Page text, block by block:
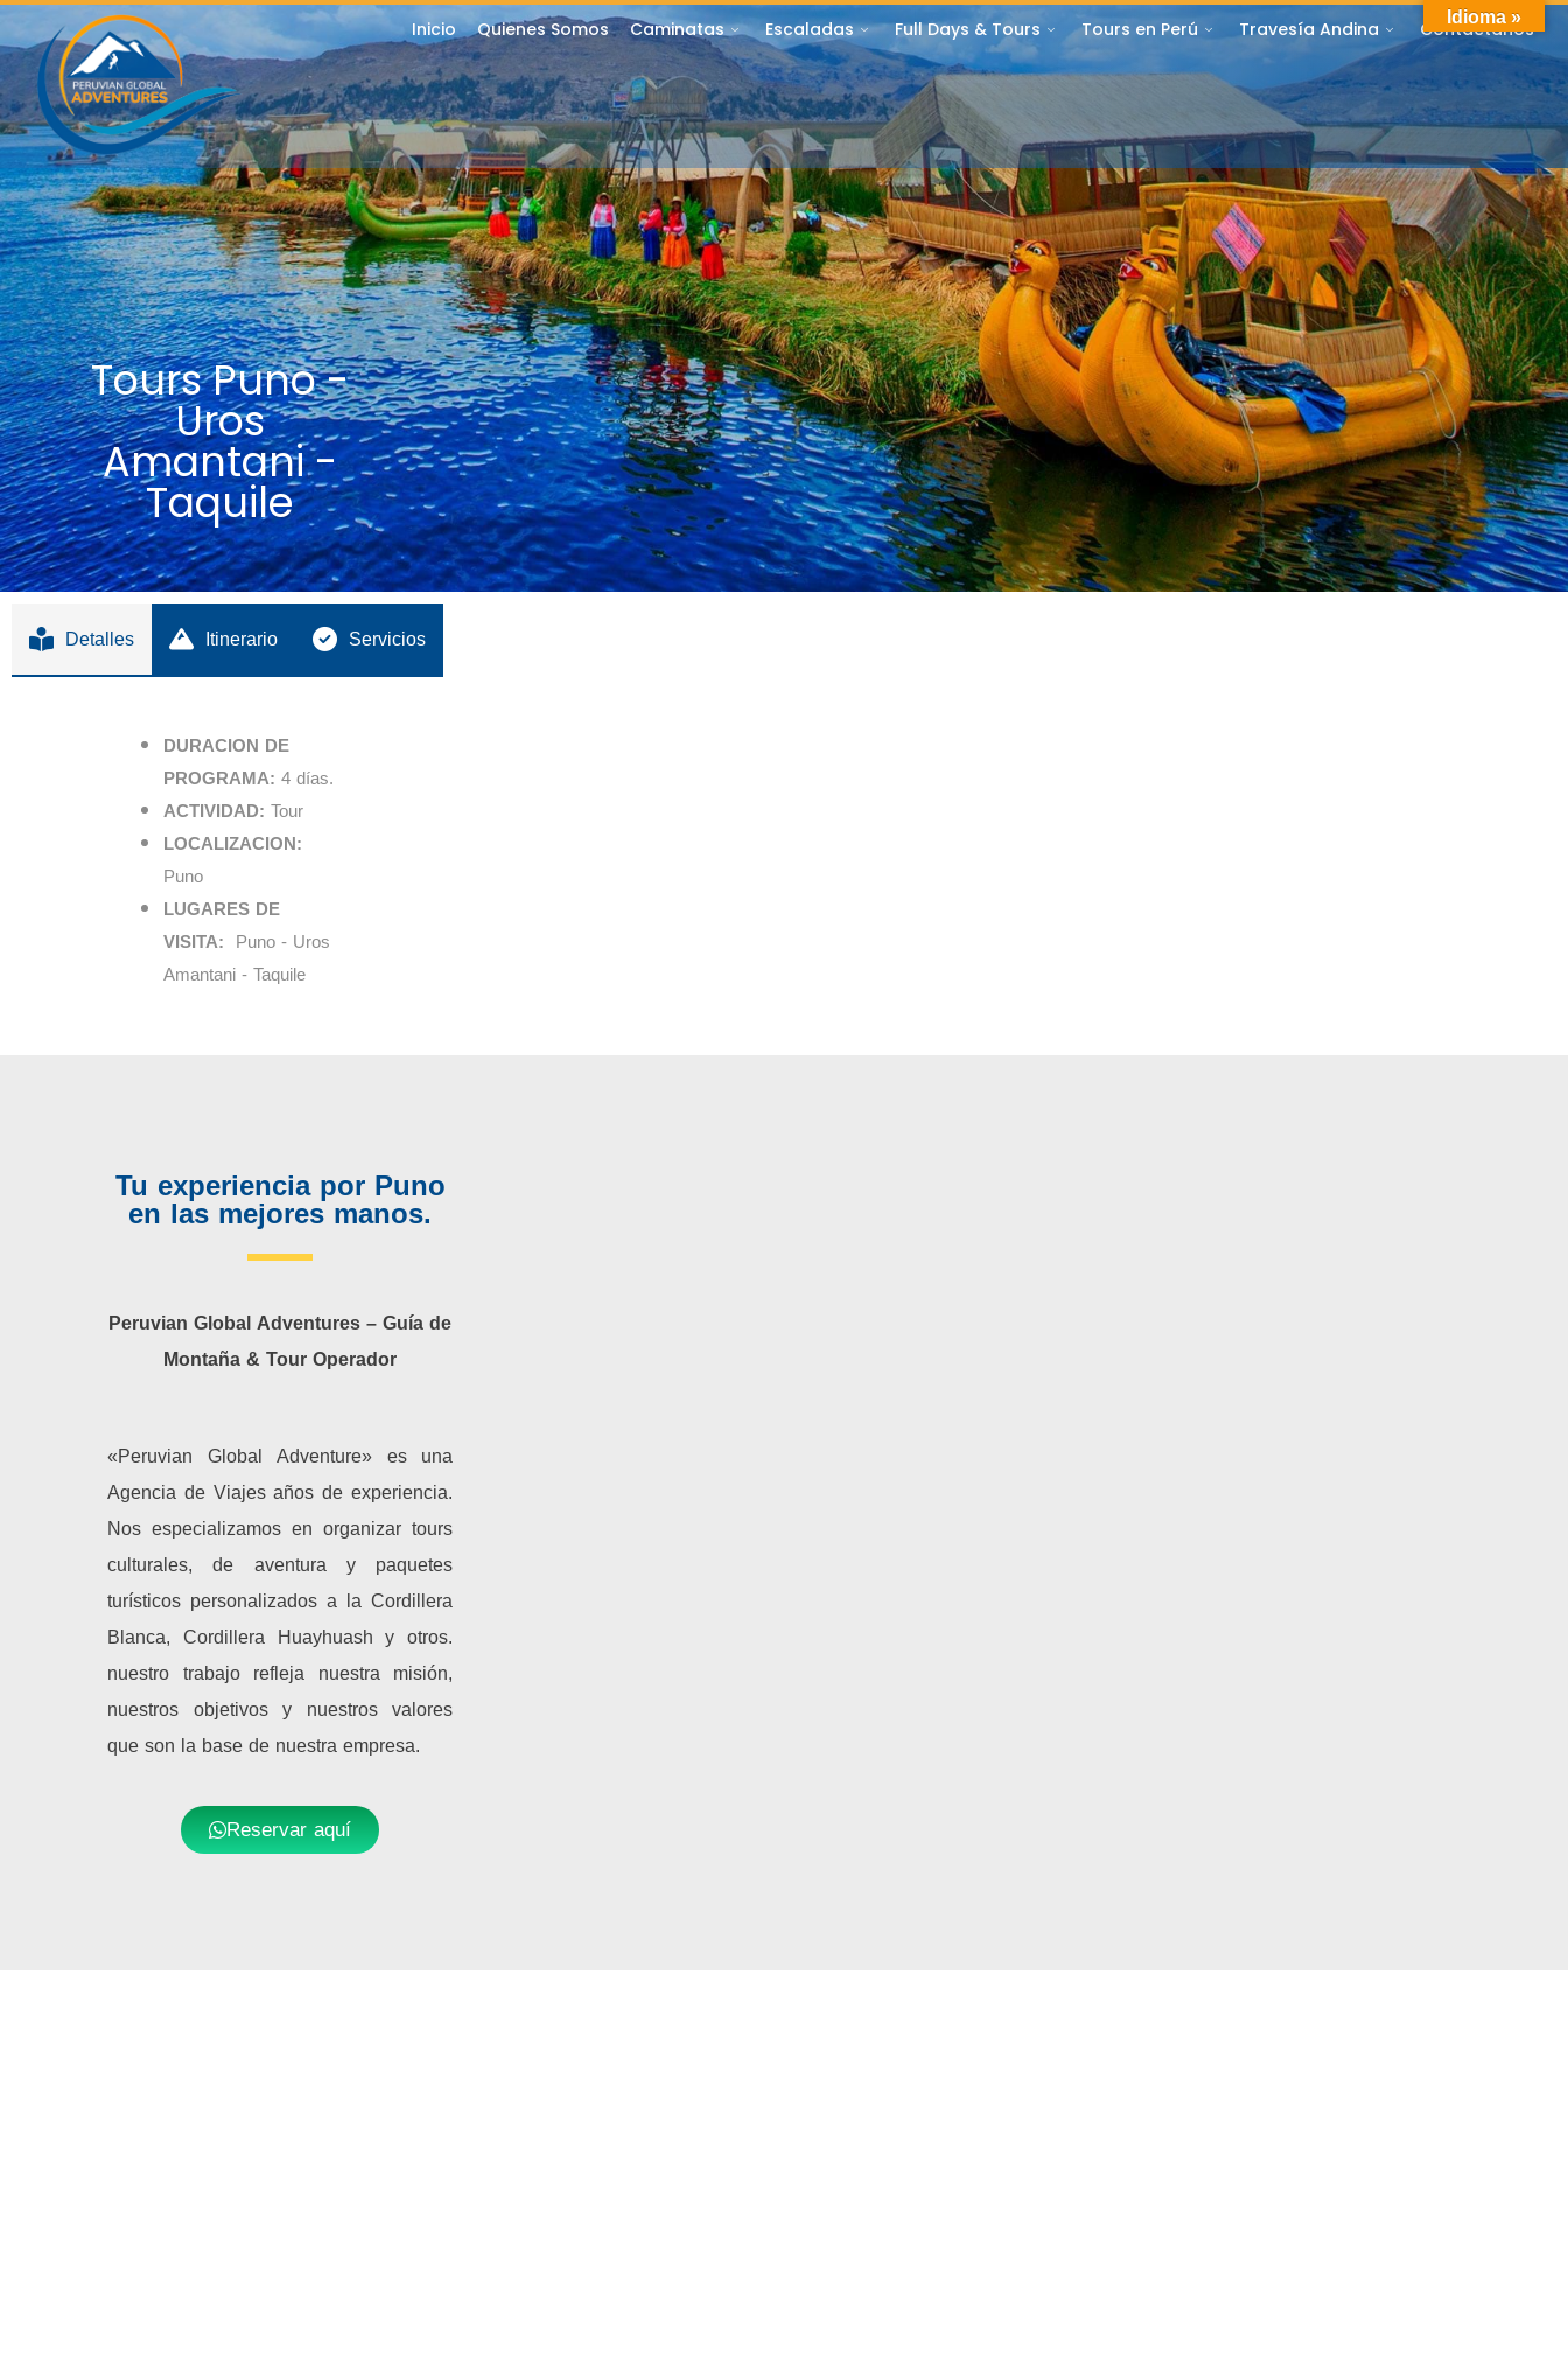
Inicio Quienes Somos Caminatas Escaladas Full Days & Tours Tours en Perú Travesía Andina Contáctanos
Tours Puno -
Uros
Amantani -
Taquile
Detalles Itinerario Servicios
DURACION DE
PROGRAMA: 4 días.
ACTIVIDAD: Tour
LOCALIZACION:
Puno
LUGARES DE
VISITA: Puno - Uros
Amantani - Taquile
Tu experiencia por Puno
en las mejores manos.
Peruvian Global Adventures – Guía de
Montaña & Tour Operador
«Peruvian Global Adventure» es una
Agencia de Viajes años de experiencia.
Nos especializamos en organizar tours
culturales, de aventura y paquetes
turísticos personalizados a la Cordillera
Blanca, Cordillera Huayhuash y otros.
nuestro trabajo refleja nuestra misión,
nuestros objetivos y nuestros valores
que son la base de nuestra empresa.
Reservar aquí
Idioma »